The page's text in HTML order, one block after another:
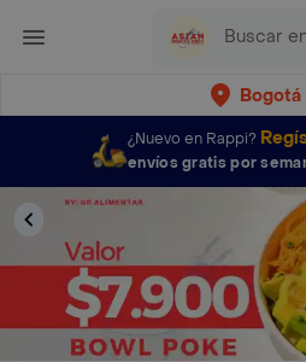
Bogotá
¿Nuevo en Rappi?
envíos gratis por